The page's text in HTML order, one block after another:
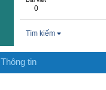
0
Tìm kiếm
Thông tin